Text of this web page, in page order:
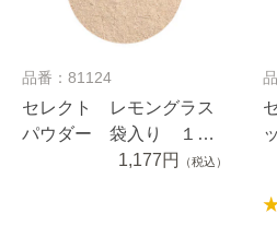
品番：81124
セレクト レモングラス
パウダー 袋入り １０
1,177円 （税込）